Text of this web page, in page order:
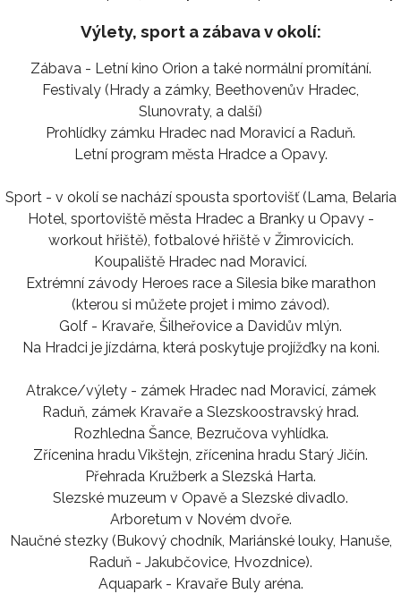
Výlety, sport a zábava v okolí:
Zábava - Letní kino Orion a také normální promítání.
Festivaly (Hrady a zámky, Beethovenův Hradec,
Slunovraty, a další)
Prohlídky zámku Hradec nad Moravicí a Raduň.
Letní program města Hradce a Opavy.
Sport - v okolí se nachází spousta sportovišť (Lama, Belaria
Hotel, sportoviště města Hradec a Branky u Opavy -
workout hřiště), fotbalové hřiště v Žimrovicích.
Koupaliště Hradec nad Moravicí.
Extrémní závody Heroes race a Silesia bike marathon
(kterou si můžete projet i mimo závod).
Golf - Kravaře, Šilheřovice a Davidův mlýn.
Na Hradci je jízdárna, která poskytuje projížďky na koni.
Atrakce/výlety - zámek Hradec nad Moravicí, zámek
Raduň, zámek Kravaře a Slezskoostravský hrad.
Rozhledna Šance, Bezručova vyhlídka.
Zřícenina hradu Vikštejn, zřícenina hradu Starý Jičín.
Přehrada Kružberk a Slezská Harta.
Slezské muzeum v Opavě a Slezské divadlo.
Arboretum v Novém dvoře.
Naučné stezky (Bukový chodník, Mariánské louky, Hanuše,
Raduň - Jakubčovice, Hvozdnice).
Aquapark - Kravaře Buly aréna.